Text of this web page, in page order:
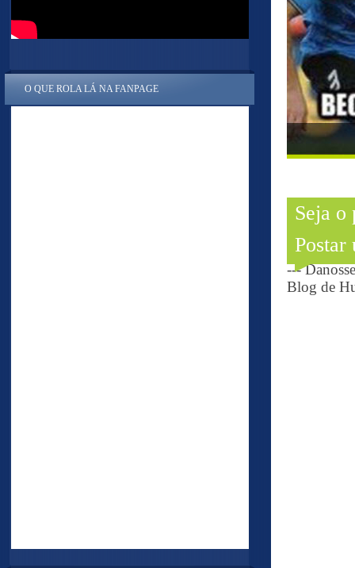
Seja o
Postar
---
Blog de
O QUE ROLA LÁ NA FANPAGE